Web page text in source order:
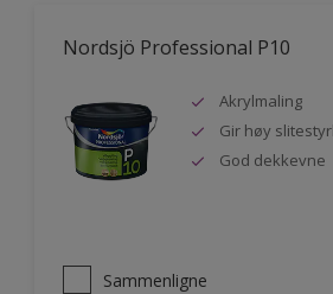
Nordsjö Professional P10
Akrylmaling
Gir høy
God dekkevne
Sammenligne